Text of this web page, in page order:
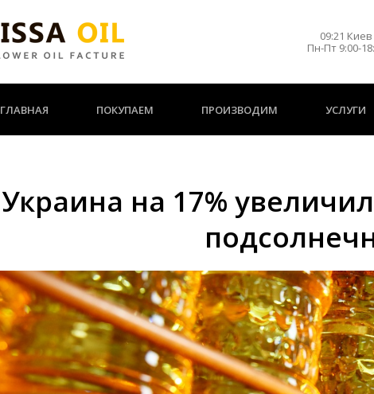
09:21 Киев
Пн-Пт 9:00-
ГЛАВНАЯ ПОКУПАЕМ ПРОИЗВОДИМ УСЛУГИ
Украина на 17%